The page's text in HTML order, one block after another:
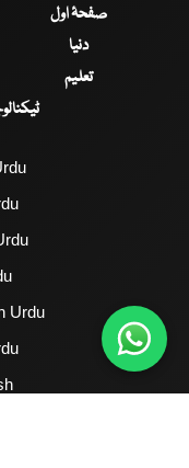
صفحۂ اول
دنیا
تعلیم
Urdu